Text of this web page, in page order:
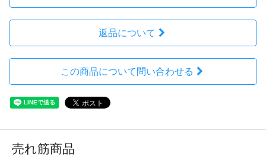
返品について
この商品について問い合わせる
売れ筋商品